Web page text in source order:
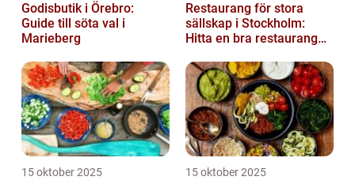
Godisbutik i Örebro:
Guide till söta val i
Marieberg
Restaurang för stora
sällskap i Stockholm:
Hitta en bra restaurang
15 oktober 2025 15 oktober 2025